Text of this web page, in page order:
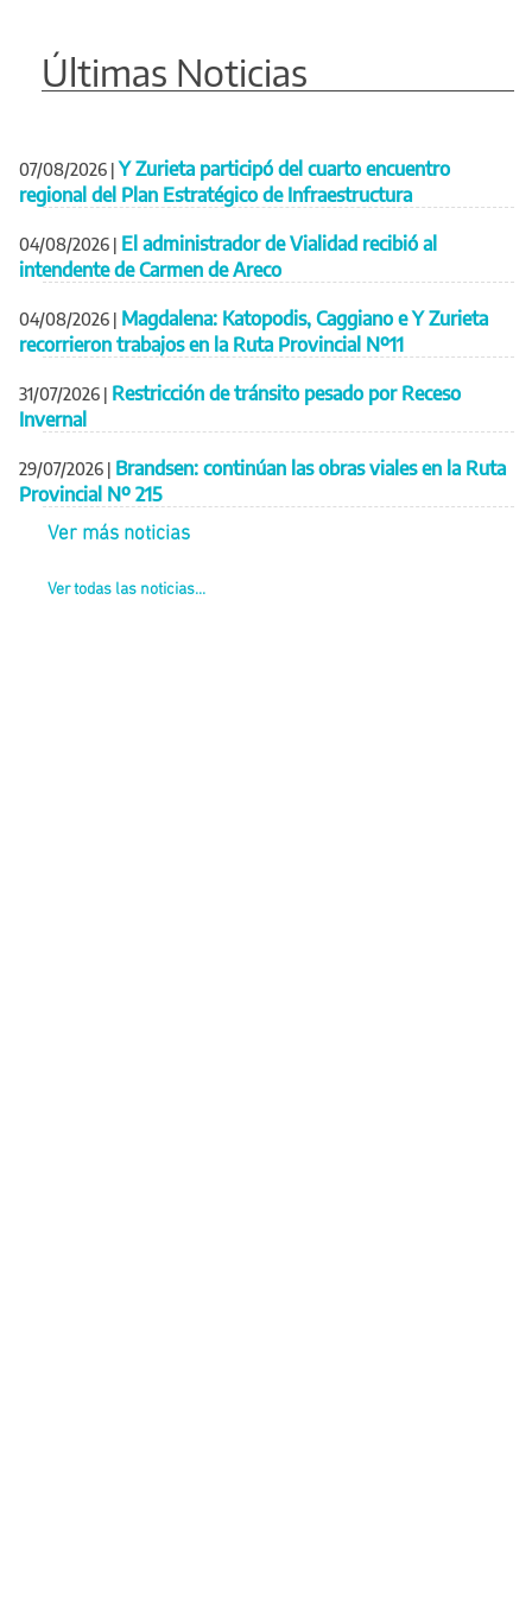
Últimas Noticias
07/08/2026 | Y Zurieta participó del cuarto encuentro
regional del Plan Estratégico de Infraestructura
04/08/2026 | El administrador de Vialidad recibió al
intendente de Carmen de Areco
04/08/2026 | Magdalena: Katopodis, Caggiano e Y Zurieta
recorrieron trabajos en la Ruta Provincial Nº11
31/07/2026 | Restricción de tránsito pesado por Receso
Invernal
29/07/2026 | Brandsen: continúan las obras viales en la Ruta
Provincial Nº 215
Ver más noticias
Ver todas las noticias...